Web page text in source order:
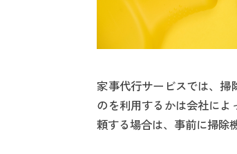
家事代行サービスでは、掃
のを利用するかは会社に
頼する場合は、事前に掃除